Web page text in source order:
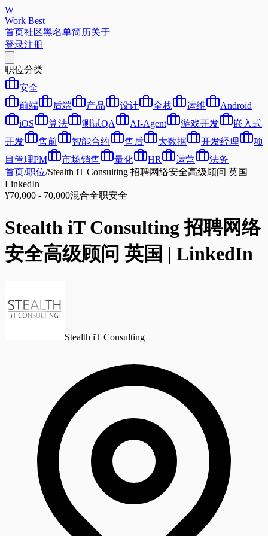
W
Work Best
首页社区黑名单简历关于
登录注册
职位分类
安全
前端
后端 产品 设计 全栈 运维
Android
iOS
算法 测试QA AI-Agent 游戏开发
嵌入式
开发
售前 智能合约 售后 大数据 开发经理
项
目管理PM
市场销售 量化 HR 运营
法务
首页/职位/Stealth iT Consulting 招聘网络安全高级顾问 英国 |
LinkedIn
¥70,000 - 70,000混合全职安全
Stealth iT Consulting 招聘网络
安全高级顾问 英国 | LinkedIn
Stealth iT Consulting